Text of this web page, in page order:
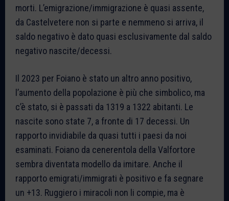
morti. L’emigrazione/immigrazione è quasi assente,
da Castelvetere non si parte e nemmeno si arriva, il
saldo negativo è dato quasi esclusivamente dal saldo
negativo nascite/decessi.
Il 2023 per Foiano è stato un altro anno positivo,
l’aumento della popolazione è più che simbolico, ma
c’è stato, si è passati da 1319 a 1322 abitanti. Le
nascite sono state 7, a fronte di 17 decessi. Un
rapporto invidiabile da quasi tutti i paesi da noi
esaminati. Foiano da cenerentola della Valfortore
sembra diventata modello da imitare. Anche il
rapporto emigrati/immigrati è positivo e fa segnare
un +13. Ruggiero i miracoli non li compie, ma è